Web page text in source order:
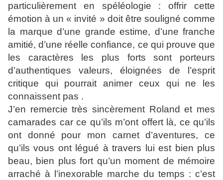
particulièrement en spéléologie : offrir cette
émotion à un « invité » doit être souligné comme
la marque d’une grande estime, d’une franche
amitié, d’une réelle confiance, ce qui prouve que
les caractères les plus forts sont porteurs
d’authentiques valeurs, éloignées de l’esprit
critique qui pourrait animer ceux qui ne les
connaissent pas .
J’en remercie très sincèrement Roland et mes
camarades car ce qu’ils m’ont offert là, ce qu’ils
ont donné pour mon carnet d’aventures, ce
qu’ils vous ont légué à travers lui est bien plus
beau, bien plus fort qu’un moment de mémoire
arraché à l’inexorable marche du temps : c’est